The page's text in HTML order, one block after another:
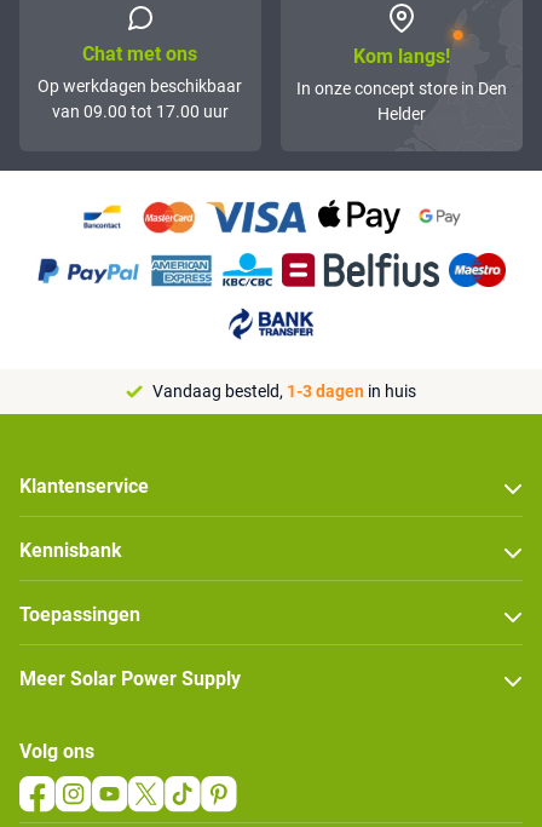
Chat met ons
Op werkdagen beschikbaar
van 09.00 tot 17.00 uur
Kom langs!
In onze concept store in Den
Helder
Vandaag besteld, 1-3 dagen in huis
Klantenservice
Kennisbank
Toepassingen
Meer Solar Power Supply
Volg ons